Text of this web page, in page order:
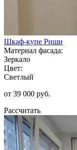
Шкаф-купе Риши
Материал фасада:
Зеркало
Цвет:
Светлый
от 39 000 руб.
Рассчитать